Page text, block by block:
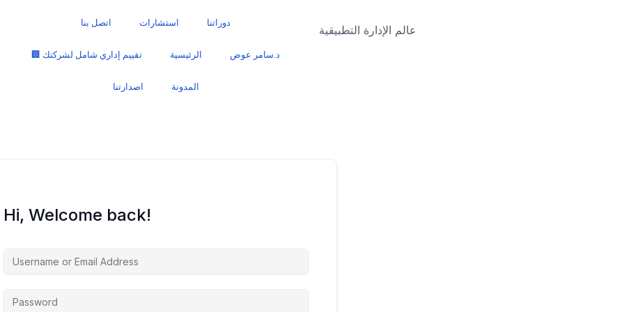
اتصل بنا استشارات دوراتنا
🏢 تقييم إداري شامل لشركتك الرئيسية د.سامر عوض
اصدارتنا المدونة
عالم الإدارة التطبيقية
Hi, Welcome back!